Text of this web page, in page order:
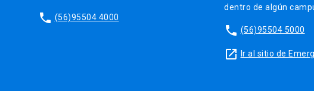
phone (56)95504 4000
dentro de algún
phone (56)95504 5000
launch Ir al sitio de